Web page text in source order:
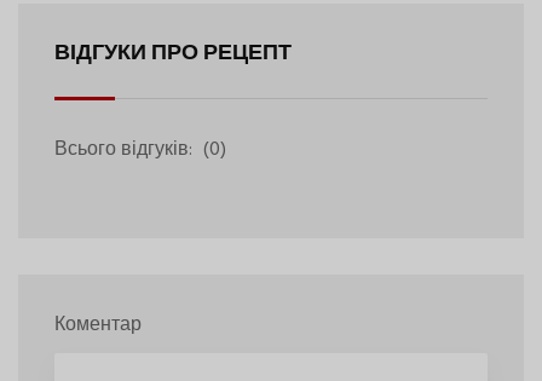
ВІДГУКИ ПРО РЕЦЕПТ
Всього відгуків: (0)
Коментар